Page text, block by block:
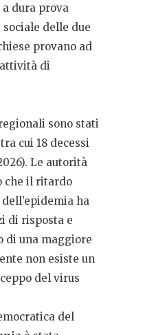
dura prova
sociale delle due
provano ad
di
sono stati
cui 18 decessi
Le autorità
che il ritardo
ha
di risposta e
di una maggiore
non esiste un
del virus
del